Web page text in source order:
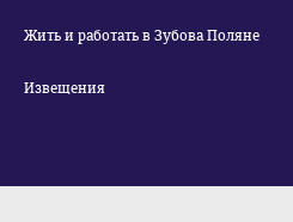
Жить и работать в Зубова Поляне
Извещения